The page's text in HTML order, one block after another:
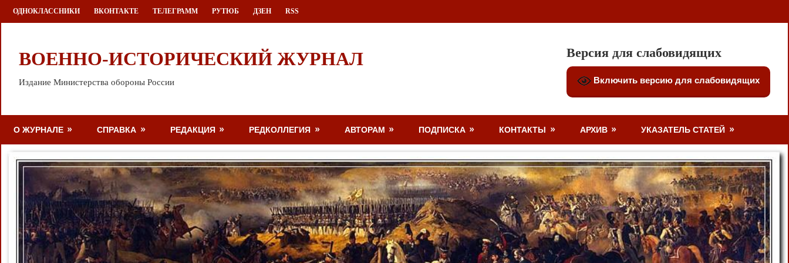
Перейти
к
ОДНОКЛАССНИКИ ВКОНТАКТЕ ТЕЛЕГРАММ РУТЮБ ДЗЕН RSS
ВОЕННО-ИСТОРИЧЕСКИЙ ЖУРНАЛ
Издание Министерства обороны России
Версия для слабовидящих
Включить версию для слабовидящих
О ЖУРНАЛЕ СПРАВКА РЕДАКЦИЯ РЕДКОЛЛЕГИЯ АВТОРАМ ПОДПИСКА КОНТАКТЫ АРХИВ УКАЗАТЕЛЬ СТАТЕЙ